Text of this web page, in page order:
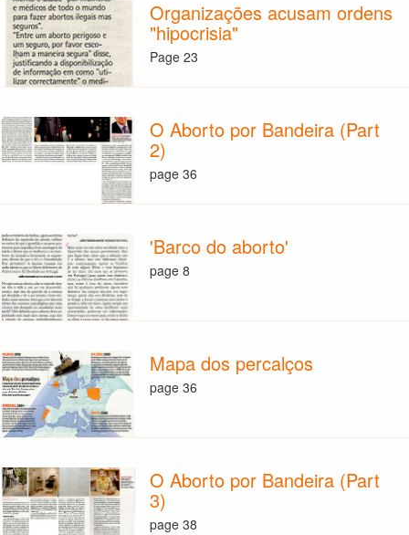
Organizações acusam ordens
"hipocrisia"
Page 23
O Aborto por Bandeira (Part
2)
page 36
'Barco do aborto'
page 8
Mapa dos percalços
page 36
O Aborto por Bandeira (Part
3)
page 38